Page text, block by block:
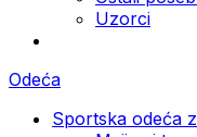
Uzorci
Odeća
Sportska odeća